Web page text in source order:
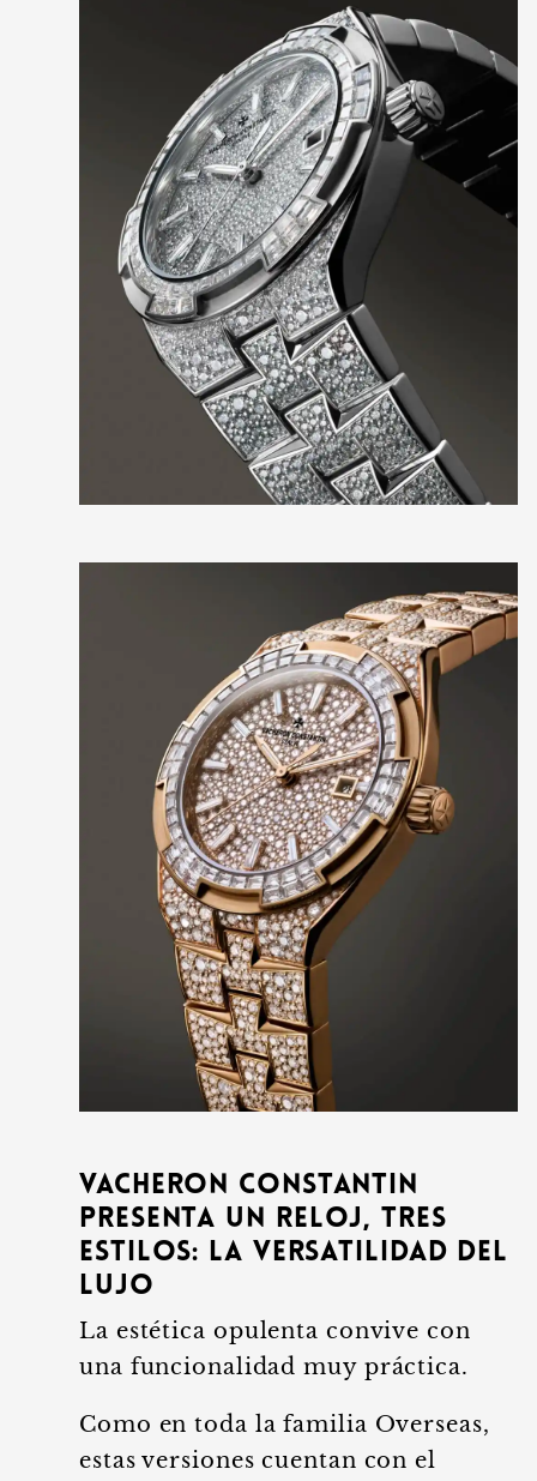
Vacheron Constantin
presenta un reloj, tres
estilos: la versatilidad del
lujo
La estética opulenta convive con
una funcionalidad muy práctica.
Como en toda la familia Overseas,
estas versiones cuentan con el